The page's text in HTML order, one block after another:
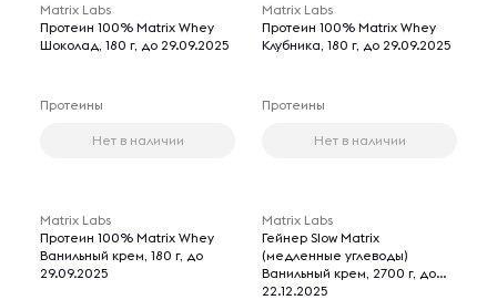
Matrix Labs
Протеин 100% Matrix Whey
Шоколад, 180 г, до 29.09.2025
Протеины
Нет в наличии
Matrix Labs
Протеин 100% Matrix Whey
Клубника, 180 г, до 29.09.2025
Протеины
Нет в наличии
Matrix Labs
Протеин 100% Matrix Whey
Ванильный крем, 180 г, до
29.09.2025
Matrix Labs
Гейнер Slow Matrix
(медленные углеводы)
Ванильный крем, 2700 г, до
22.12.2025